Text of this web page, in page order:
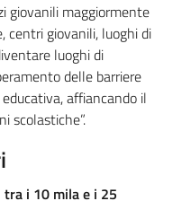
giovanili maggiormente
centri giovanili, luoghi di
luoghi di
delle barriere
affiancando il
scolastiche”.
tra i 10 mila e i 25